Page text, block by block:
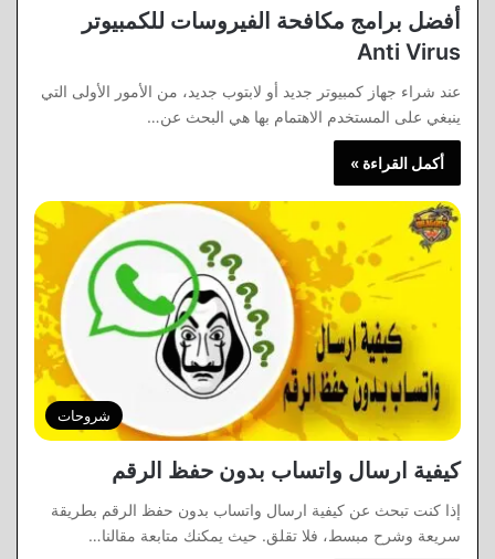
أفضل برامج مكافحة الفيروسات للكمبيوتر
Anti Virus
عند شراء جهاز كمبيوتر جديد أو لابتوب جديد، من الأمور الأولى التي
ينبغي على المستخدم الاهتمام بها هي البحث عن…
أكمل القراءة »
شروحات
كيفية ارسال واتساب بدون حفظ الرقم
إذا كنت تبحث عن كيفية ارسال واتساب بدون حفظ الرقم بطريقة
سريعة وشرح مبسط، فلا تقلق. حيث يمكنك متابعة مقالنا…